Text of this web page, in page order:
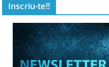
Inscriu-te!!